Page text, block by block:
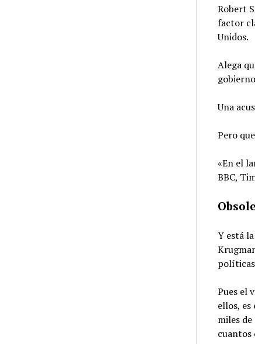
Robert
factor
Unidos.
Alega
Una
Pero
«En el
BBC,
Y está
Pues el
ellos,
miles
cuantos